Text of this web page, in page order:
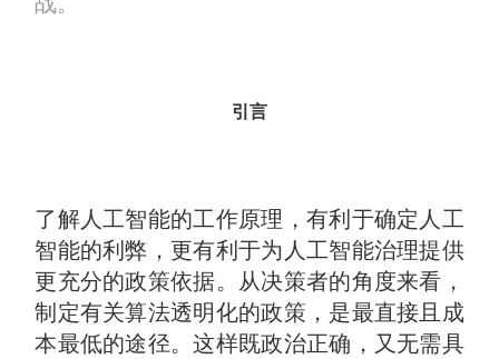
引言
了解人工智能的工作原理，有利于确定人工
智能的利弊，更有利于为人工智能治理提供
更充分的政策依据。从决策者的角度来看，
制定有关算法透明化的政策，是最直接且成
本最低的途径。这样既政治正确，又无需具